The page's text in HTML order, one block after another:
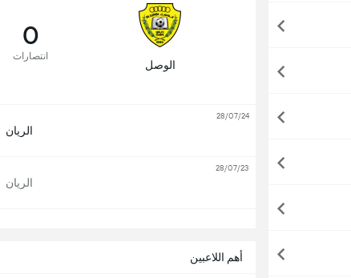
أهم اللاعبين
الوصل
0
انتصارات
الريان
28/07/24
الريان
28/07/23